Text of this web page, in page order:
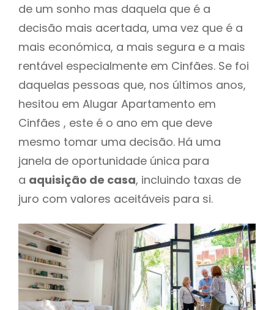
de um sonho mas daquela que é a
decisão mais acertada, uma vez que é a
mais económica, a mais segura e a mais
rentável especialmente em Cinfães. Se foi
daquelas pessoas que, nos últimos anos,
hesitou em Alugar Apartamento em
Cinfães , este é o ano em que deve
mesmo tomar uma decisão. Há uma
janela de oportunidade única para
a aquisição de casa, incluindo taxas de
juro com valores aceitáveis para si.